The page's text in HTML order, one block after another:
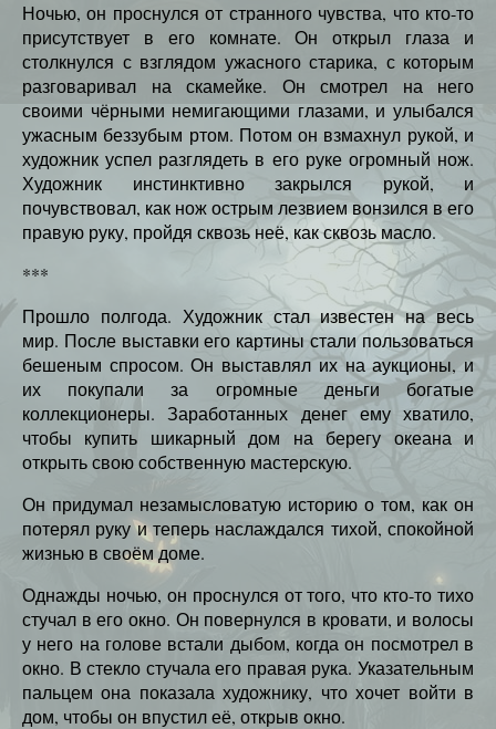
Ночью, он проснулся от странного чувства, что кто-то
присутствует в его комнате. Он открыл глаза и
столкнулся с взглядом ужасного старика, с которым
разговаривал на скамейке. Он смотрел на него
своими чёрными немигающими глазами, и улыбался
ужасным беззубым ртом. Потом он взмахнул рукой, и
художник успел разглядеть в его руке огромный нож.
Художник инстинктивно закрылся рукой, и
почувствовал, как нож острым лезвием вонзился в его
правую руку, пройдя сквозь неё, как сквозь масло.
***
Прошло полгода. Художник стал известен на весь
мир. После выставки его картины стали пользоваться
бешеным спросом. Он выставлял их на аукционы, и
их покупали за огромные деньги богатые
коллекционеры. Заработанных денег ему хватило,
чтобы купить шикарный дом на берегу океана и
открыть свою собственную мастерскую.
Он придумал незамысловатую историю о том, как он
потерял руку и теперь наслаждался тихой, спокойной
жизнью в своём доме.
Однажды ночью, он проснулся от того, что кто-то тихо
стучал в его окно. Он повернулся в кровати, и волосы
у него на голове встали дыбом, когда он посмотрел в
окно. В стекло стучала его правая рука. Указательным
пальцем она показала художнику, что хочет войти в
дом, чтобы он впустил её, открыв окно.